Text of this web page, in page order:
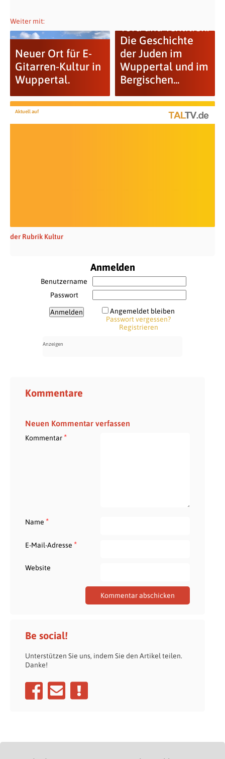
Weiter mit:
Neuer Ort für E-
Gitarren-Kultur in
Wuppertal.
Tora und Textilien.
Die Geschichte
der Juden im
Wuppertal und im
Bergischen...
Aktuell auf
der Rubrik Kultur
Anmelden
Benutzername
Passwort
Angemeldet bleiben
Passwort vergessen?
Registrieren
Kommentare
Neuen Kommentar verfassen
Kommentar*
Name *
E-Mail-Adresse *
Website
Be social!
Unterstützen Sie uns, indem Sie den Artikel teilen.
Danke!